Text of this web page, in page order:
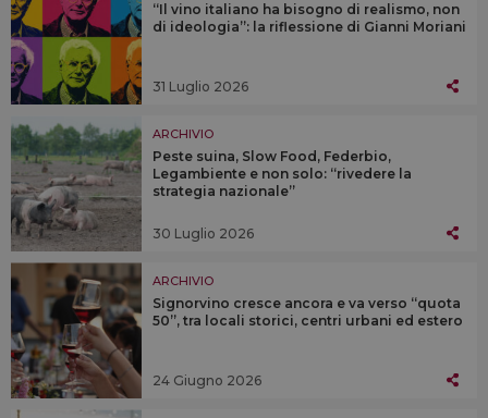
“Il vino italiano ha bisogno di realismo, non
di ideologia”: la riflessione di Gianni Moriani
31 Luglio 2026
ARCHIVIO
Peste suina, Slow Food, Federbio,
Legambiente e non solo: “rivedere la
strategia nazionale”
30 Luglio 2026
ARCHIVIO
Signorvino cresce ancora e va verso “quota
50”, tra locali storici, centri urbani ed estero
24 Giugno 2026